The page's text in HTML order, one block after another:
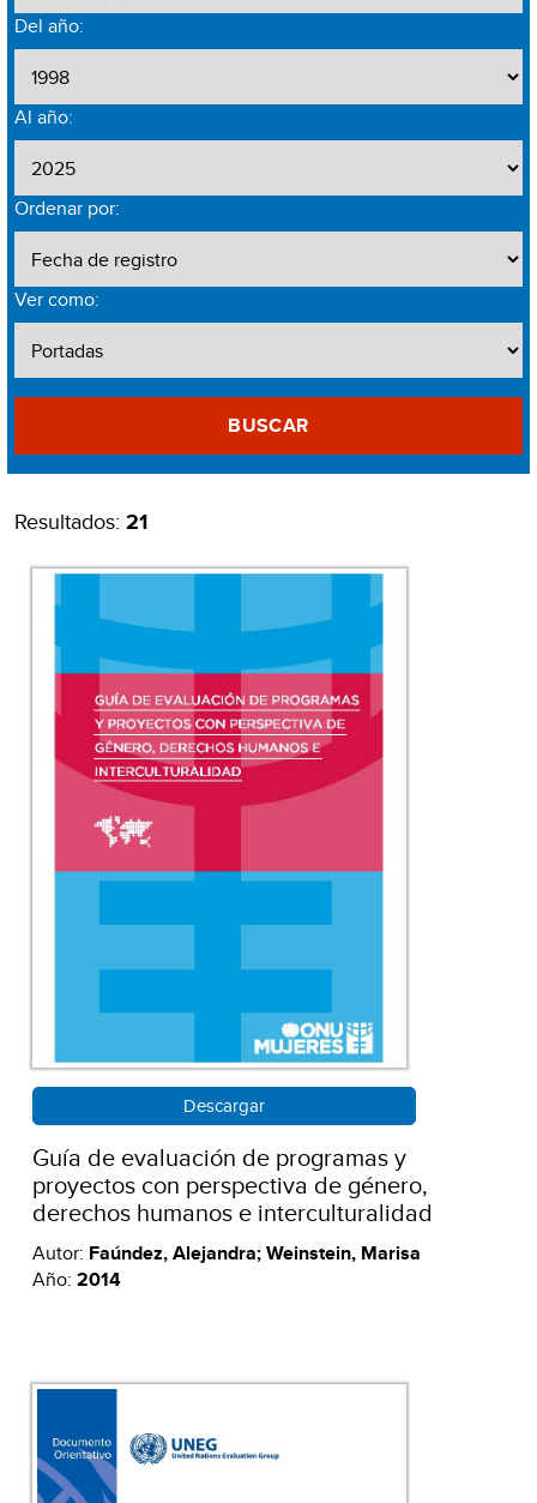
Del año:
Al año:
Ordenar por:
Ver como:
BUSCAR
Resultados: 21
Descargar
Guía de evaluación de programas y
proyectos con perspectiva de género,
derechos humanos e interculturalidad
Autor: Faúndez, Alejandra; Weinstein, Marisa
Año: 2014